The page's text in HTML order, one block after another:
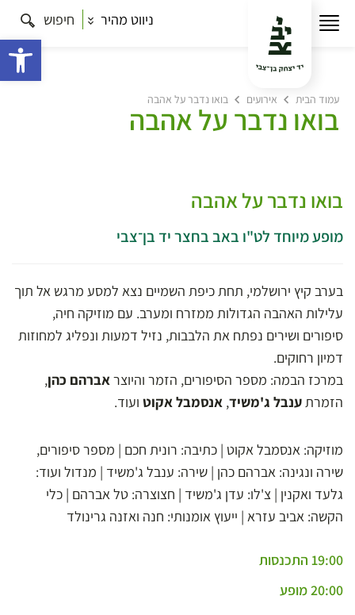
ניווט מהיר חיפוש
עמוד הבית אירועים בואו נדבר על אהבה
בואו נדבר על אהבה
בואו נדבר על אהבה
מופע מיוחד לט"ו באב בחצר יד בן־צבי
בערב קיץ ירושלמי, תחת כיפת השמיים נצא למסע מרגש אל תוך
עלילות האהבה הגדולות ממזרח ומערב. עם מוזיקה חיה,
סיפורים ושירים נפתח את הלבבות, נזיל דמעות ונפליג למחוזות
דמיון רחוקים.
במרכז הבמה: מספר הסיפורים, הזמר והיוצראברהם כהן,
הזמרתענבל ג'משיד, אנסמבל אקוט ועוד.
מוזיקה: אנסמבל אקוט | כתיבה: רונית חכם | מספר סיפורים,
שירה ונגינה: אברהם כהן | שירה: ענבל ג'משיד | מנדול ועוד:
גלעד ואקנין | צ'לו: עדן ג'משיד | חצוצרה: טל אברהם | כלי
הקשה: אביב עזרא | ייעוץ אומנותי: חנה ואזנה גרינולד
19:00 התכנסות
20:00 מופע